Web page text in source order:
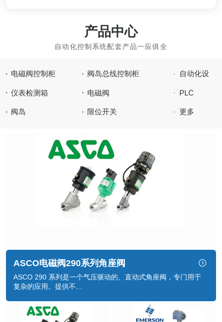
产品中心
自动化控制系统配套产品一应俱全
电磁阀控制柜 阀岛总线控制柜 自动化设
备控制柜
仪表检测箱 电磁阀 PLC
阀岛 限位开关 更多
ASCO电磁阀290系列角座阀
ASCO 290 系列是一个气压驱动的、直动式角座阀，专门用于
复杂的应用。提供不...